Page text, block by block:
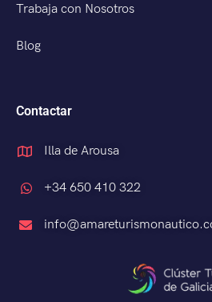
Trabaja con Nosotros
Blog
Contactar
Illa de Arousa
+34 650 410 322